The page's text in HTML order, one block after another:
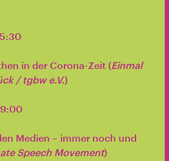
in der Corona-Zeit (Einmal
/ tgbw e.V.)
Medien – immer noch und
Speech Movement)